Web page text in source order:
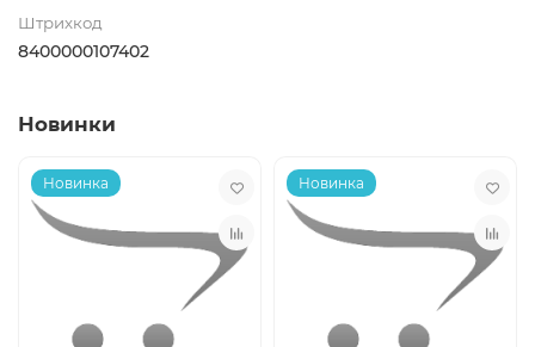
Штрихкод
8400000107402
Новинки
Новинка Новинка